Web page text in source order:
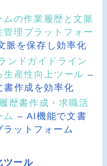
の作業履歴と文脈
理プラットフォー
脈を保存し効率化
ドガイドライン
生産性向上ツール –
書作成を効率化
歴書作成・求職活
ム – AI機能で文書
ットフォーム
ール